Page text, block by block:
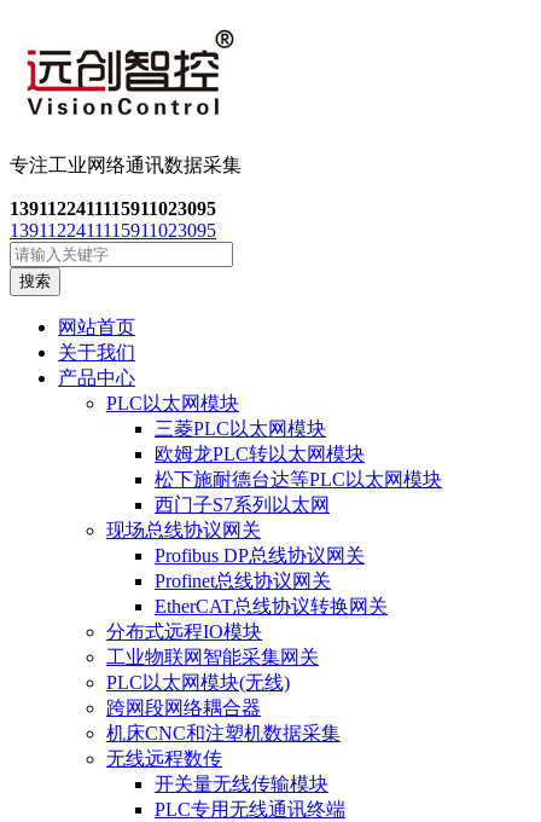
专注工业网络通讯数据采集
1391122411115911023095
1391122411115911023095
搜索
网站首页
关于我们
产品中心
PLC以太网模块
三菱PLC以太网模块
欧姆龙PLC转以太网模块
松下施耐德台达等PLC以太网模块
西门子S7系列以太网
现场总线协议网关
Profibus DP总线协议网关
Profinet总线协议网关
EtherCAT总线协议转换网关
分布式远程IO模块
工业物联网智能采集网关
PLC以太网模块(无线)
跨网段网络耦合器
机床CNC和注塑机数据采集
无线远程数传
开关量无线传输模块
PLC专用无线通讯终端